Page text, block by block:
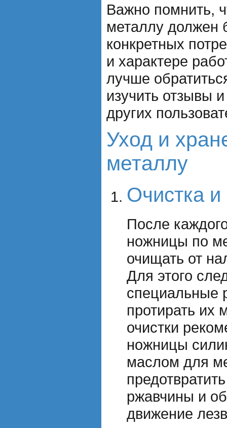
Важно помнить,
металлу должен
конкретных
и характере
лучше
изучить отзывы
других
Уход и
металлу
Очистка и
После
ножницы по
очищать от
Для этого
специальные
протирать их
очистки
ножницы
маслом для
ржавчины и
движение